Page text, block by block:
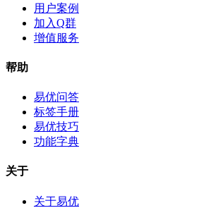
用户案例
加入Q群
增值服务
帮助
易优问答
标签手册
易优技巧
功能字典
关于
关于易优